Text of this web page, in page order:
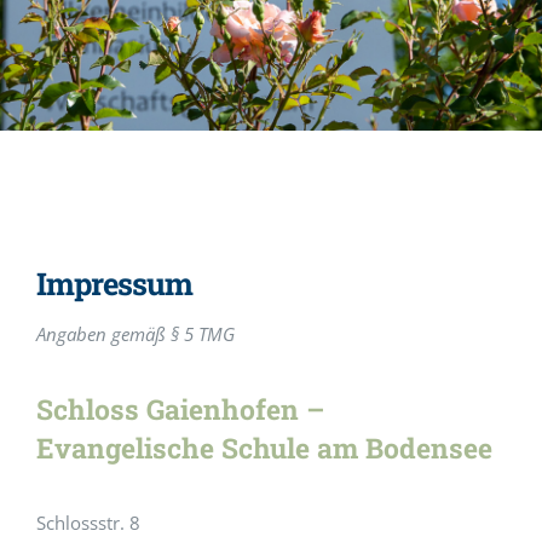
Impressum
Angaben gemäß § 5 TMG
Schloss Gaienhofen –
Evangelische Schule am Bodensee
Schlossstr. 8